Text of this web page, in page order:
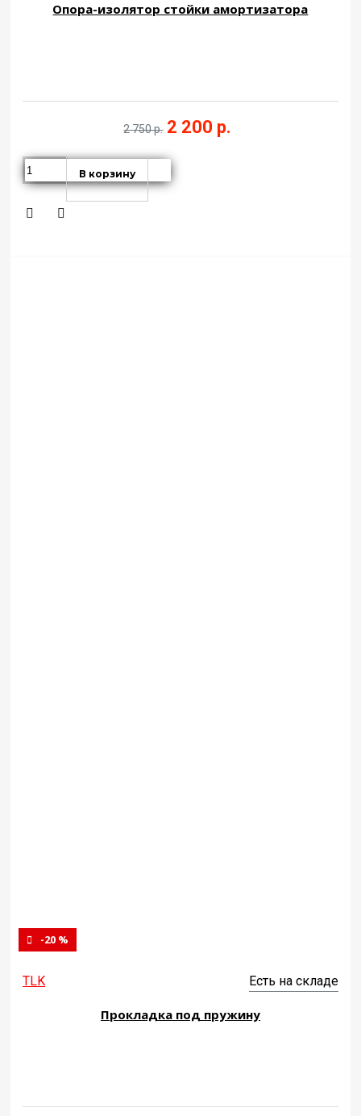
Опора-изолятор стойки амортизатора
2 750 р. 2 200 р.
В корзину
-20 %
TLK Есть на складе
Прокладка под пружину